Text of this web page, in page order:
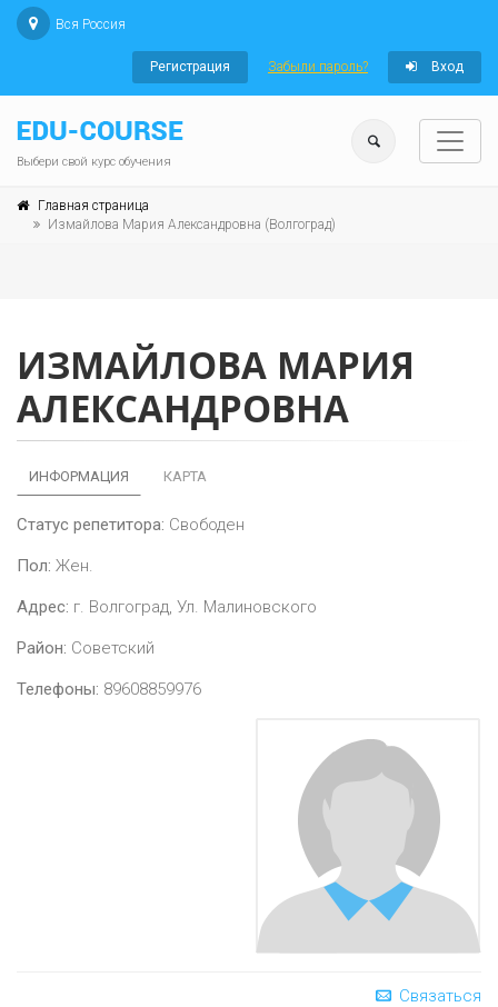
Вся Россия
Регистрация Забыли пароль? Вход
Выбери свой курс обучения
Главная страница
Измайлова Мария Александровна (Волгоград)
ИЗМАЙЛОВА МАРИЯ
АЛЕКСАНДРОВНА
ИНФОРМАЦИЯ КАРТА
Статус репетитора: Свободен
Пол: Жен.
Адрес: г. Волгоград, Ул. Малиновского
Район: Советский
Телефоны: 89608859976
Связаться